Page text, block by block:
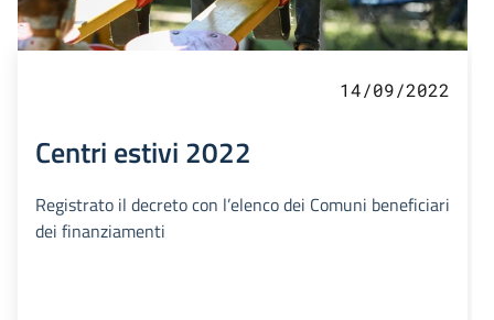
14/09/2022
Centri estivi 2022
Registrato il decreto con l’elenco dei Comuni beneficiari
dei finanziamenti